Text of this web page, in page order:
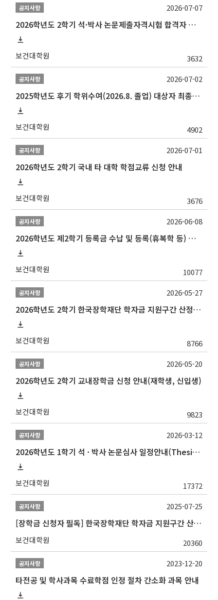
공지사항
2026학년도 2학기 석·박사 논문제출자격시험 합격자 공고(TSQ Exam Result)
보건대학원 3632
2026-07-07
공지사항
2025학년도 후기 학위수여(2026.8. 졸업) 대상자 최종인준 논문 제출 안내
보건대학원 4902
2026-07-02
공지사항
2026학년도 2학기 국내 타 대학 학점교류 신청 안내
보건대학원 3676
2026-07-01
공지사항
2026학년도 제2학기 등록금 수납 및 등록(휴복학 등) 일정 안내
보건대학원 10077
2026-06-08
공지사항
2026학년도 2학기 한국장학재단 학자금 지원구간 산정 신청 안내
보건대학원 8766
2026-05-27
공지사항
2026학년도 2학기 교내장학금 신청 안내(재학생, 신입생)
보건대학원 9823
2026-05-20
공지사항
2026학년도 1학기 석 · 박사 논문심사 일정안내(Thesis Defense Schedules)
보건대학원 17372
2026-03-12
공지사항
[장학금 신청자 필독] 한국장학재단 학자금 지원구간 산정 권고
보건대학원 20360
2025-07-25
공지사항
타전공 및 학사과목 수료학점 인정 절차 간소화 과목 안내
2023-12-20